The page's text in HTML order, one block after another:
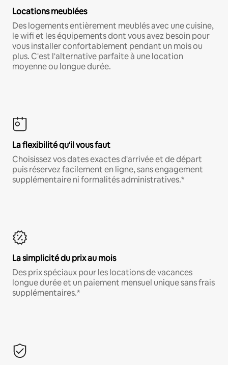
Locations meublées
Des logements entièrement meublés avec une cuisine,
le wifi et les équipements dont vous avez besoin pour
vous installer confortablement pendant un mois ou
plus. C'est l'alternative parfaite à une location
moyenne ou longue durée.
La flexibilité qu'il vous faut
Choisissez vos dates exactes d'arrivée et de départ
puis réservez facilement en ligne, sans engagement
supplémentaire ni formalités administratives.*
La simplicité du prix au mois
Des prix spéciaux pour les locations de vacances
longue durée et un paiement mensuel unique sans frais
supplémentaires.*